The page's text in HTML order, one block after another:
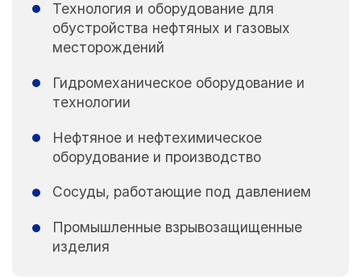
Технология и оборудование для
обустройства нефтяных и газовых
месторождений
Гидромеханическое оборудование и
технологии
Нефтяное и нефтехимическое
оборудование и производство
Сосуды, работающие под давлением
Промышленные взрывозащищенные
изделия